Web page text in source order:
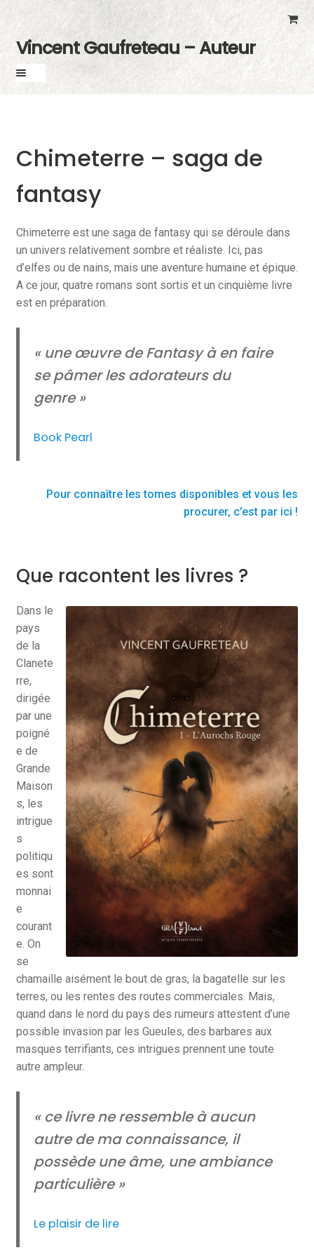
navigation
content
Vincent Gaufreteau – Auteur
Chimeterre – saga de
fantasy
Chimeterre est une saga de fantasy qui se déroule dans
un univers relativement sombre et réaliste. Ici, pas
d’elfes ou de nains, mais une aventure humaine et épique.
A ce jour, quatre romans sont sortis et un cinquième livre
est en préparation.
« une œuvre deFantasyà en faire
se pâmer les adorateurs du
genre »
Book Pearl
Pour connaître les tomes disponibles et vous les
procurer, c’est par ici !
Que racontent les livres ?
Dans le
pays
de la
Clanete
rre,
dirigée
par une
poigné
e de
Grande
Maison
s, les
intrigue
s
politiqu
es sont
monnai
e
courant
e. On
se
chamaille aisément le bout de gras, la bagatelle sur les
terres, ou les rentes des routes commerciales. Mais,
quand dans le nord du pays des rumeurs attestent d’une
possible invasion par les Gueules, des barbares aux
masques terrifiants, ces intrigues prennent une toute
autre ampleur.
« ce livre ne ressemble à aucun
autre de ma connaissance, il
possède une âme, une ambiance
particulière »
Le plaisir de lire